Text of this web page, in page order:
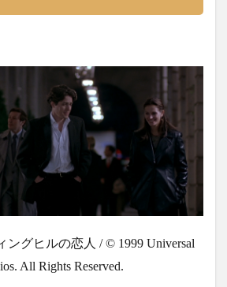
ングヒルの恋人 / © 1999 Universal
All Rights Reserved.